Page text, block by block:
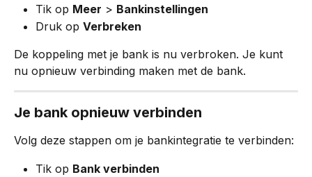
Tik op Meer > Bankinstellingen
Druk op Verbreken
De koppeling met je bank is nu verbroken. Je kunt
nu opnieuw verbinding maken met de bank.
Je bank opnieuw verbinden
Volg deze stappen om je bankintegratie te verbinden:
Tik op Bank verbinden